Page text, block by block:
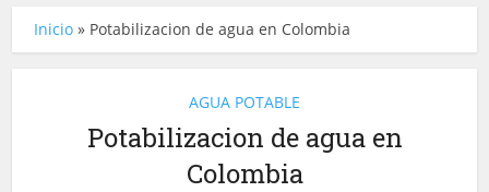
Inicio » Potabilizacion de agua en Colombia
AGUA POTABLE
Potabilizacion de agua en
Colombia